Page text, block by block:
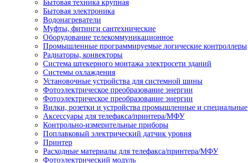
Бытовая техника крупная
Бытовая электроника
Водонагреватели
Муфты, фитинги сантехнические
Оборудование телекоммуникационное
Промышленные программируемые логические контроллеры
Радиаторы, конвекторы
Система штекерного монтажа электросети зданий
Системы охлаждения
Установочные устройства для системной шины
Фотоэлектрическое преобразование энергии
Фотоэлектрическое преобразование энергии
Вилки, розетки и устройства промышленные и специальные
Аксессуары для телефакса/принтера/МФУ
Контрольно-измерительные приборы
Поплавковый электрический датчик уровня
Принтер
Расходные материалы для телефакса/принтера/МФУ
Фотоэлектрический модуль